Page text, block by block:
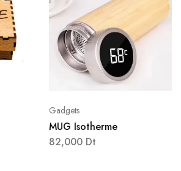
Gadgets
MUG Isotherme
82,000 Dt